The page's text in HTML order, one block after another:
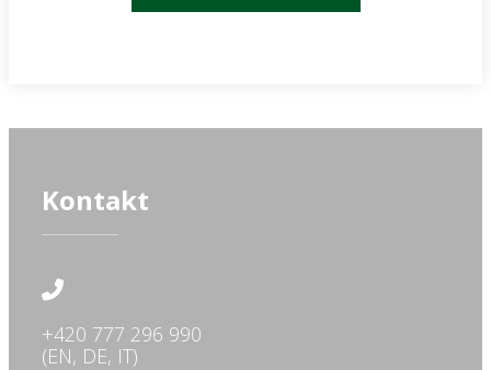
Kontakt
+420 777 296 990
(EN, DE, IT)